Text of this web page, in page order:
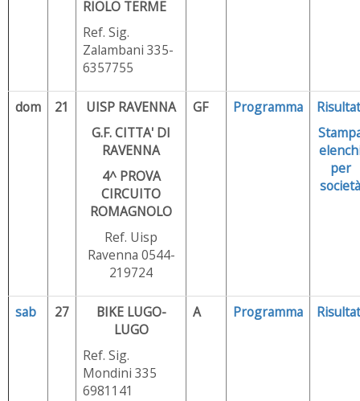
RIOLO TERME
Ref. Sig.
Zalambani 335-
6357755
dom 21
UISP RAVENNA
G.F. CITTA' DI
RAVENNA
4^ PROVA
CIRCUITO
ROMAGNOLO
Ref. Uisp
Ravenna 0544-
219724
GF Programma
per
società
sab 27
BIKE LUGO-
LUGO
Ref. Sig.
Mondini 335
6981141
A Programma